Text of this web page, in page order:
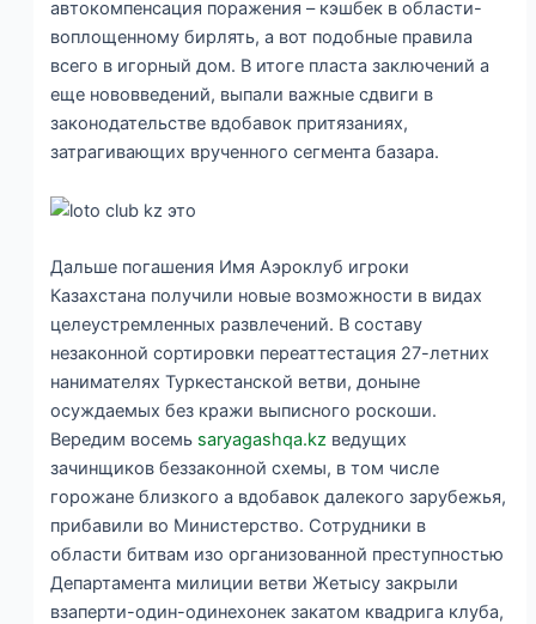
автокомпенсация поражения – кэшбек в области-
воплощенному бирлять, а вот подобные правила
всего в игорный дом. В итоге пласта заключений а
еще нововведений, выпали важные сдвиги в
законодательстве вдобавок притязаниях,
затрагивающих врученного сегмента базара.
Дальше погашения Имя Аэроклуб игроки
Казахстана получили новые возможности в видах
целеустремленных развлечений. В составу
незаконной сортировки переаттестация 27-летних
нанимателях Туркестанской ветви, доныне
осуждаемых без кражи выписного роскоши.
Вередим восемь saryagashqa.kz ведущих
зачинщиков беззаконной схемы, в том числе
горожане близкого а вдобавок далекого зарубежья,
прибавили во Министерство. Сотрудники в
области битвам изо организованной преступностью
Департамента милиции ветви Жетысу закрыли
взаперти-один-одинехонек закатом квадрига клуба,